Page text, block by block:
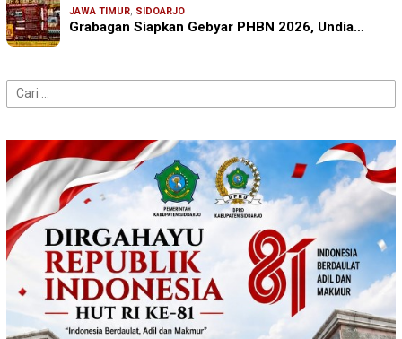
JAWA TIMUR, SIDOARJO
Grabagan Siapkan Gebyar PHBN 2026, Undia…
Cari
untuk: